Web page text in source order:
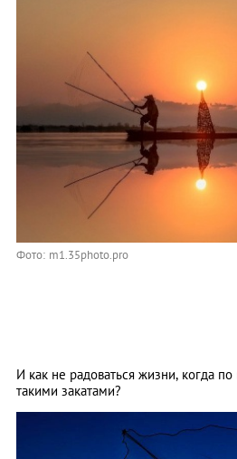
Фото: m1.35photo.pro
И как не радоваться жизни, когда
такими закатами?